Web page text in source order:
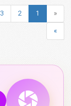
«
1
2
3
»